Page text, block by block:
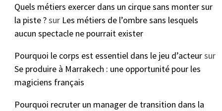
Quels métiers exercer dans un cirque sans monter sur
la piste ?sur Les métiers de l’ombre sans lesquels
aucun spectacle ne pourrait exister
Pourquoi le corps est essentiel dans le jeu d’acteursur
Se produire à Marrakech : une opportunité pour les
magiciens français
Pourquoi recruter un manager de transition dans la